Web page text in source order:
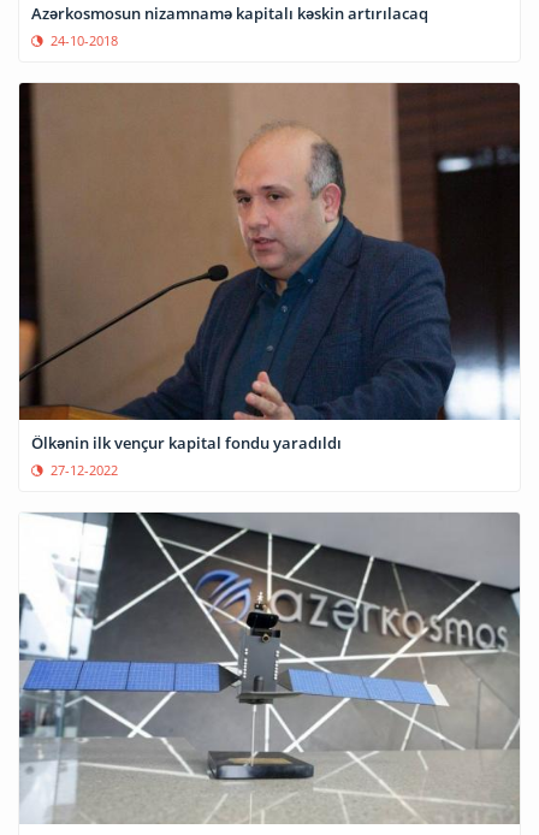
Azərkosmosun nizamnamə kapitalı kəskin artırılacaq
24-10-2018
Ölkənin ilk vençur kapital fondu yaradıldı
27-12-2022